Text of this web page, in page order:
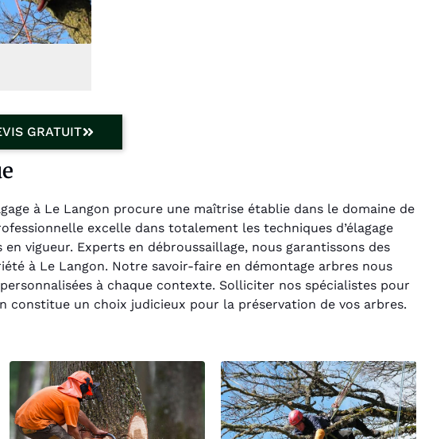
GRATUIT
à Le Langon procure une maîtrise établie dans le domaine de
excelle dans totalement les techniques d’élagage
vigueur. Experts en débroussaillage, nous garantissons des
à Le Langon. Notre savoir-faire en démontage arbres nous
à chaque contexte. Solliciter nos spécialistes pour
constitue un choix judicieux pour la préservation de vos arbres.